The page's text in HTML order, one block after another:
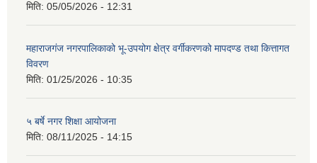
मिति: 05/05/2026 - 12:31
महाराजगंज नगरपालिकाको भू-उपयोग क्षेत्र वर्गीकरणको मापदण्ड तथा कित्तागत
विवरण
मिति: 01/25/2026 - 10:35
५ बर्षे नगर शिक्षा आयोजना
मिति: 08/11/2025 - 14:15